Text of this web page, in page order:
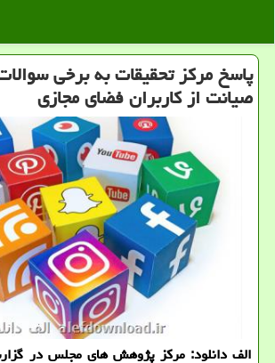
پاسخ مرکز تحقیقات به برخی
صیانت از کاربران فضای مجازی
الف دانلود: مرکز پژوهش های مجلس در